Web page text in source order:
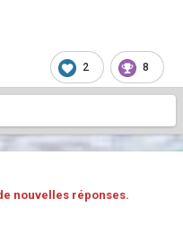
2 8
nouvelles réponses.